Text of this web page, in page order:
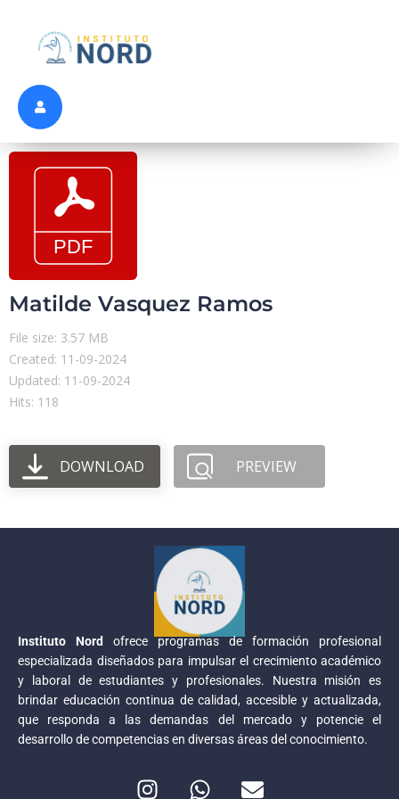
Matilde Vasquez Ramos
File size: 3.57 MB
Created: 11-09-2024
Updated: 11-09-2024
Hits: 118
DOWNLOAD PREVIEW
Instituto Nord
ofrece programas de formación profesional
especializada diseñados para impulsar el crecimiento académico
y laboral de estudiantes y profesionales. Nuestra misión es
brindar educación continua de calidad, accesible y actualizada,
que responda a las demandas del mercado y potencie el
desarrollo de competencias en diversas áreas del conocimiento.